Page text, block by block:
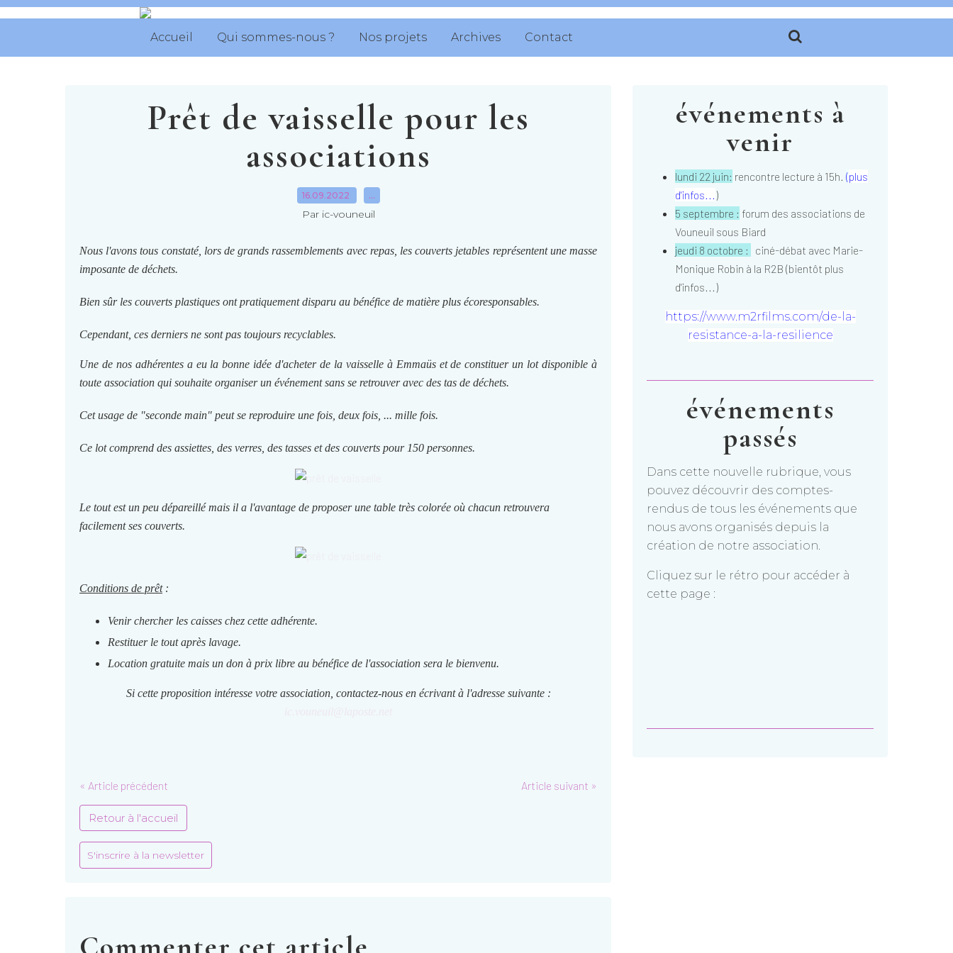
Accueil Qui sommes-nous ? Nos projets Archives Contact
Prêt de vaisselle pour les
associations
16.09.2022 …
Par ic-vouneuil
Nous l'avons tous constaté, lors de grands rassemblements avec repas, les couverts jetables représentent une masse
imposante de déchets.
Bien sûr les couverts plastiques ont pratiquement disparu au bénéfice de matière plus écoresponsables.
Cependant, ces derniers ne sont pas toujours recyclables.
Une de nos adhérentes a eu la bonne idée d'acheter de la vaisselle à Emmaüs et de constituer un lot disponible à
toute association qui souhaite organiser un événement sans se retrouver avec des tas de déchets.
Cet usage de "seconde main" peut se reproduire une fois, deux fois, ... mille fois.
Ce lot comprend des assiettes, des verres, des tasses et des couverts pour 150 personnes.
Le tout est un peu dépareillé mais il a l'avantage de proposer une table très colorée où chacun retrouvera
facilement ses couverts.
Conditions de prêt:
Venir chercher les caisses chez cette adhérente.
Restituer le tout après lavage.
Location gratuite mais un don à prix libre au bénéfice de l'association sera le bienvenu.
Si cette proposition intéresse votre association, contactez-nous en écrivant à l'adresse suivante :
« Article précédent Article suivant »
Retour à l'accueil
S'inscrire à la newsletter
événements à
venir
lundi 22 juin: rencontre lecture à 15h. (plus
d'infos...)
5 septembre : forum des associations de
Vouneuil sous Biard
jeudi 8 octobre :
ciné-débat avec Marie-
Monique Robin à la R2B (bientôt plus
d'infos...)
https://www.m2rfilms.com/de-la-
resistance-a-la-resilience
événements
passés
Dans cette nouvelle rubrique, vous
pouvez découvrir des comptes-
rendus de tous les événements que
nous avons organisés depuis la
création de notre association.
Cliquez sur le rétro pour accéder à
cette page :